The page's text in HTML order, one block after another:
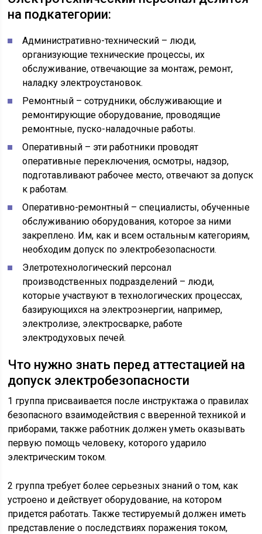
на подкатегории:
Административно-технический – люди,
организующие технические процессы, их
обслуживание, отвечающие за монтаж, ремонт,
наладку электроустановок.
Ремонтный – сотрудники, обслуживающие и
ремонтирующие оборудование, проводящие
ремонтные, пуско-наладочные работы.
Оперативный – эти работники проводят
оперативные переключения, осмотры, надзор,
подготавливают рабочее место, отвечают за допуск
к работам.
Оперативно-ремонтный – специалисты, обученные
обслуживанию оборудования, которое за ними
закреплено. Им, как и всем остальным категориям,
необходим допуск по электробезопасности.
Элетротехнологический персонал
производственных подразделений – люди,
которые участвуют в технологических процессах,
базирующихся на электроэнергии, например,
электролизе, электросварке, работе
электродуховых печей.
Что нужно знать перед аттестацией на
допуск электробезопасности
1 группа присваивается после инструктажа о правилах
безопасного взаимодействия с вверенной техникой и
приборами, также работник должен уметь оказывать
первую помощь человеку, которого ударило
электрическим током.
2 группа требует более серьезных знаний о том, как
устроено и действует оборудование, на котором
придется работать. Также тестируемый должен иметь
представление о последствиях поражения током,